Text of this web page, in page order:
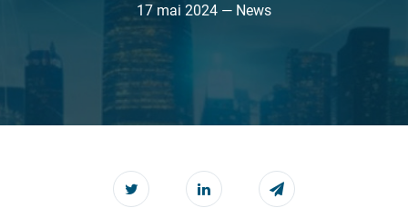
17 mai 2024 — News